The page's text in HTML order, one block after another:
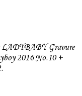
LADYBABY Gravure
2016 No.10 +